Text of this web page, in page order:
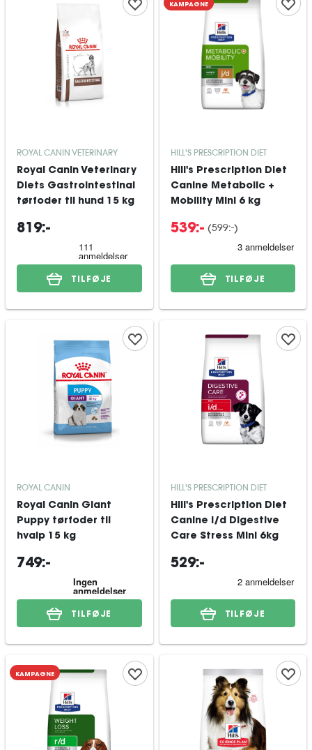
ROYAL CANIN VETERINARY
Royal Canin Veterinary
Diets Gastrointestinal
tørfoder til hund 15 kg
819:-
TILFØJE
KAMPAGNE
HILL'S PRESCRIPTION DIET
Hill's Prescription Diet
Canine Metabolic +
Mobility Mini 6 kg
539:- (599:-)
TILFØJE
ROYAL CANIN
Royal Canin Giant
Puppy tørfoder til
hvalp 15 kg
749:-
TILFØJE
HILL'S PRESCRIPTION DIET
Hill's Prescription Diet
Canine i/d Digestive
Care Stress Mini 6kg
529:-
TILFØJE
KAMPAGNE